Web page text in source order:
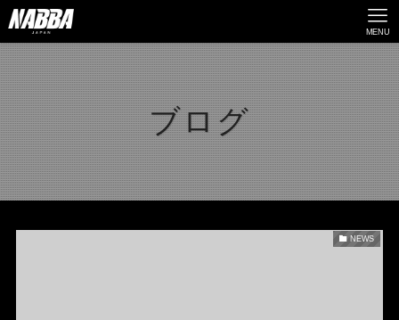
MENU
ブログ
NEWS